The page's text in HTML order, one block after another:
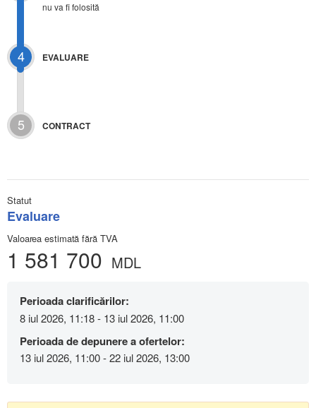
nu va fi folosită
4 EVALUARE
5 CONTRACT
Statut
Evaluare
Valoarea estimată fără TVA
1 581 700 MDL
Perioada clarificărilor:
8 iul 2026, 11:18 - 13 iul 2026, 11:00
Perioada de depunere a ofertelor:
13 iul 2026, 11:00 - 22 iul 2026, 13:00